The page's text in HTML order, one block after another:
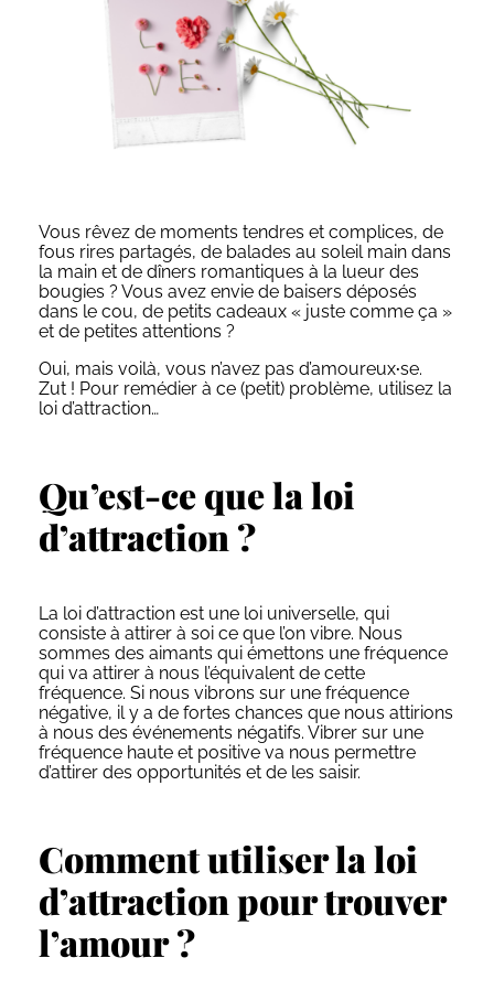
Vous rêvez de moments tendres et complices, de
fous rires partagés, de balades au soleil main dans
la main et de dîners romantiques à la lueur des
bougies ? Vous avez envie de baisers déposés
dans le cou, de petits cadeaux « juste comme ça »
et de petites attentions ?
Oui, mais voilà, vous n’avez pas d’amoureux·se.
Zut ! Pour remédier à ce (petit) problème, utilisez la
loi d’attraction…
Qu’est-ce que la loi
d’attraction ?
La loi d’attraction est une loi universelle, qui
consiste à attirer à soi ce que l’on vibre. Nous
sommes des aimants qui émettons une fréquence
qui va attirer à nous l’équivalent de cette
fréquence. Si nous vibrons sur une fréquence
négative, il y a de fortes chances que nous attirions
à nous des événements négatifs. Vibrer sur une
fréquence haute et positive va nous permettre
d’attirer des opportunités et de les saisir.
Comment utiliser la loi
d’attraction pour trouver
l’amour ?